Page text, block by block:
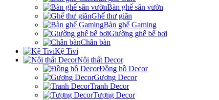
Bàn ghế sân vườn
Ghế thư giãn
Bàn ghế Gaming
Giường ghế bể bơi
Chân bàn
Kệ Tivi
Nội thất Decor
Đồng hồ Decor
Gương Decor
Tranh Decor
Tượng Decor